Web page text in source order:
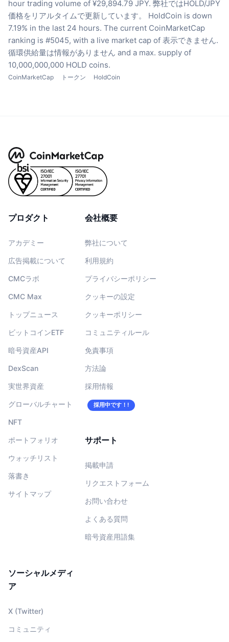
hour trading volume of ¥29,894.79 JPY. 弊社ではHOLD/JPY
価格をリアルタイムで更新しています。
HoldCoin is down
7.19% in the last 24 hours. The current CoinMarketCap
ranking is #5045, with a live market cap of 表示できません.
循環供給量は情報がありません and a max. supply of
10,000,000,000 HOLD coins.
CoinMarketCap トークン HoldCoin
プロダクト
アカデミー
広告掲載について
CMCラボ
CMC Max
トップニュース
ビットコインETF
暗号資産API
DexScan
実世界資産
グローバルチャート
NFT
ポートフォリオ
ウォッチリスト
落書き
サイトマップ
会社概要
弊社について
利用規約
プライバシーポリシー
クッキーの設定
クッキーポリシー
コミュニティルール
免責事項
方法論
採用情報
採用中です！!
サポート
掲載申請
リクエストフォーム
お問い合わせ
よくある質問
暗号資産用語集
ソーシャルメディ
ア
X (Twitter)
コミュニティ